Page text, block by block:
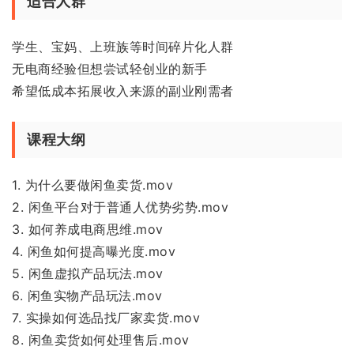
学生、宝妈、上班族等时间碎片化人群
无电商经验但想尝试轻创业的新手
希望低成本拓展收入来源的副业刚需者
课程大纲
1. 为什么要做闲鱼卖货.mov
2. 闲鱼平台对于普通人优势劣势.mov
3. 如何养成电商思维.mov
4. 闲鱼如何提高曝光度.mov
5. 闲鱼虚拟产品玩法.mov
6. 闲鱼实物产品玩法.mov
7. 实操如何选品找厂家卖货.mov
8. 闲鱼卖货如何处理售后.mov